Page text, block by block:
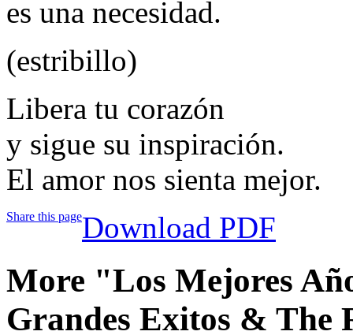
es una necesidad.
(estribillo)
Libera tu corazón
y sigue su inspiración.
El amor nos sienta mejor.
Share this pageDownload PDF
More "Los Mejores
Grandes Exitos & The